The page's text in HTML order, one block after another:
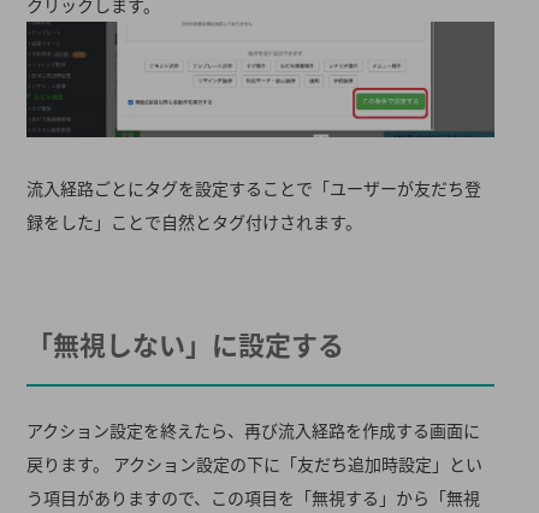
クリックします。
流入経路ごとにタグを設定することで「ユーザーが友だち登
録をした」ことで自然とタグ付けされます。
「無視しない」に設定する
アクション設定を終えたら、再び流入経路を作成する画面に
戻ります。 アクション設定の下に「友だち追加時設定」とい
う項目がありますので、この項目を「無視する」から「無視